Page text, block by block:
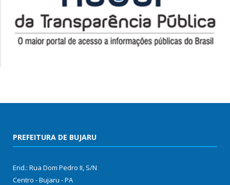
PREFEITURA DE BUJARU
End.: Rua Dom Pedro II, S/N
Centro - Bujaru - PA